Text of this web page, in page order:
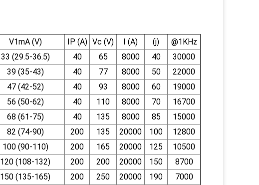
V1mA (V) IP (A) Vc (V) I (A) (j)
@1KHz
33 (29.5-36.5) 40 65 8000 40
30000
39 (35-43) 40 77 8000 50
22000
47 (42-52) 40 93 8000 60
19000
56 (50-62) 40 110 8000 70
16700
68 (61-75) 40 135 8000 85
15000
82 (74-90) 200 135 20000 100
12800
100 (90-110) 200 165 20000 125
10500
120 (108-132) 200 200 20000 150
8700
150 (135-165) 200 250 20000 190
7000